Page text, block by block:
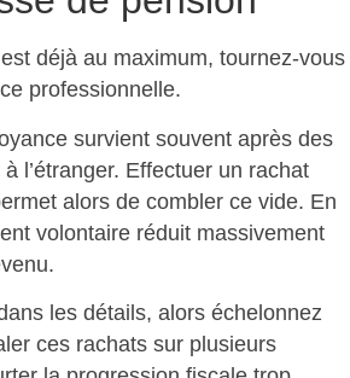
déjà au maximum, tournez-vous
professionnelle.
survient souvent après des
l’étranger. Effectuer un rachat
alors de combler ce vide. En
volontaire réduit massivement
.
les détails, alors échelonnez
ces rachats sur plusieurs